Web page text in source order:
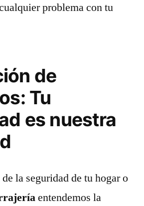
problema con tu
de
Tu
es nuestra
la seguridad de tu hogar o
entendemos la